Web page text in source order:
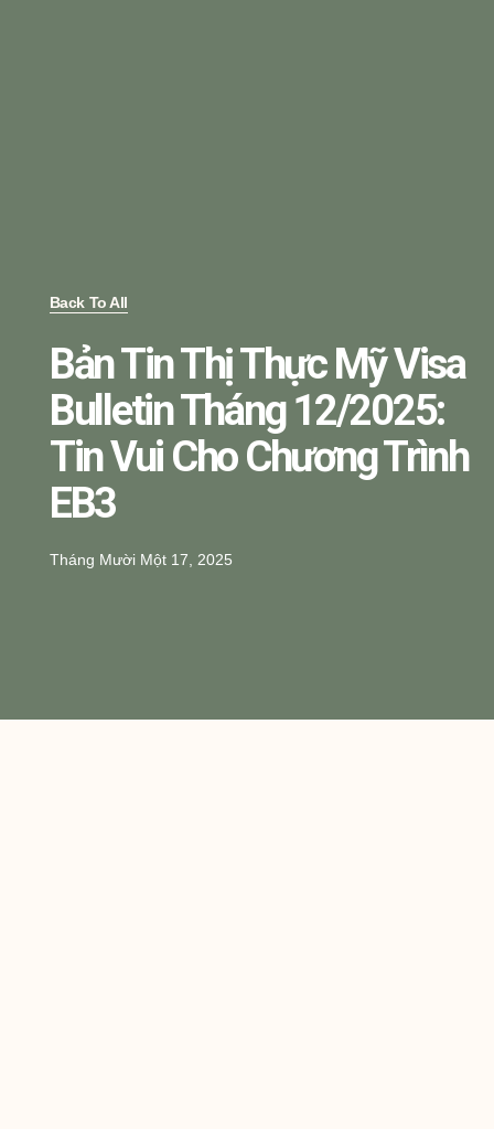
Back To All
Bản Tin Thị Thực Mỹ Visa
Bulletin Tháng 12/2025:
Tin Vui Cho Chương Trình
EB3
Tháng Mười Một 17, 2025